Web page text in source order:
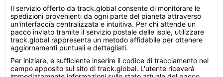
Il servizio offerto da track.global consente di monitorare le
spedizioni provenienti da ogni parte del pianeta attraverso
un'interfaccia centralizzata e intuitiva. Per chi attende un
pacco inviato tramite il servizio postale delle isole, utilizzare
track.global rappresenta un metodo affidabile per ottenere
aggiornamenti puntuali e dettagliati.
Per iniziare, è sufficiente inserire il codice di tracciamento nel
campo apposito sul sito di track.global. L'utente riceverà